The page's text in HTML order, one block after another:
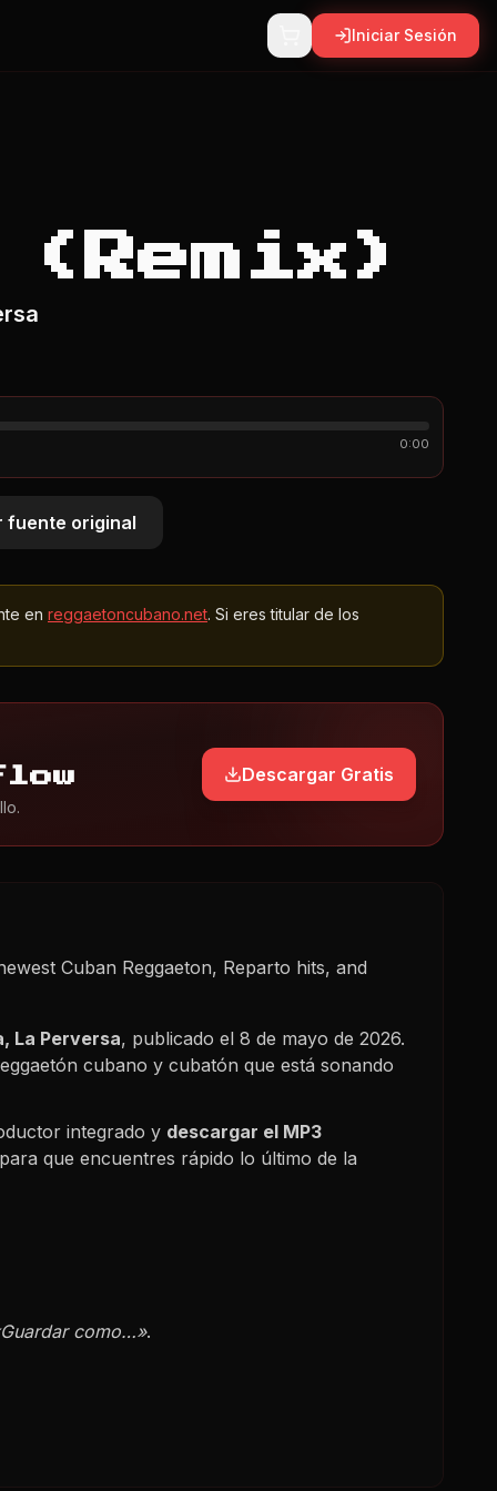
Iniciar Sesión
(Remix)
0:00
fuente original
en reggaetoncubano.net. Si eres titular de los
Descargar Gratis
Cuban Reggaeton, Reparto hits, and
La Perversa, publicado el 8 de mayo de 2026.
cubano y cubatón que está sonando
integrado y descargar el MP3
que encuentres rápido lo último de la
como…».